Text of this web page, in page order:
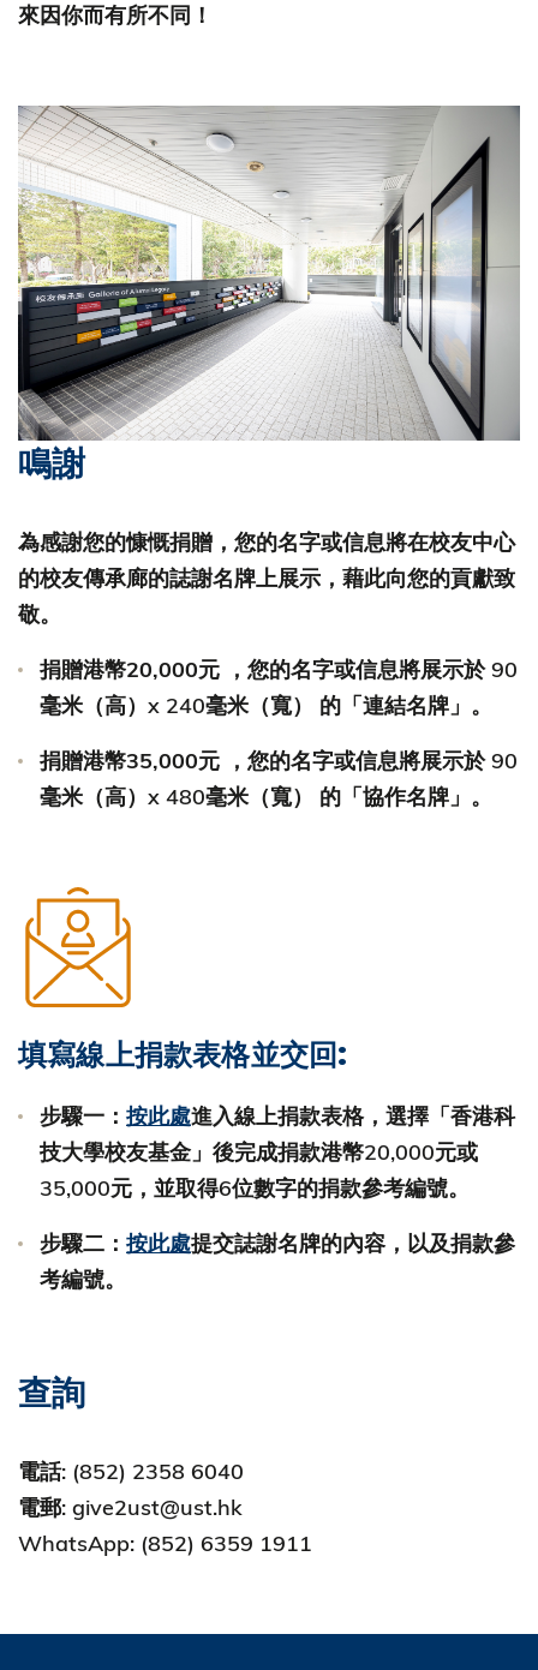
來因你而有所不同！
鳴謝
為感謝您的慷慨捐贈，您的名字或信息將在校友中心
的校友傳承廊的誌謝名牌上展示，藉此向您的貢獻致
敬。
捐贈港幣20,000元 ，您的名字或信息將展示於 90
毫米（高）x 240毫米（寬） 的 「連結名牌」 。
捐贈港幣35,000元 ，您的名字或信息將展示於 90
毫米（高）x 480毫米（寬） 的 「協作名牌」 。
填寫線上捐款表格並交回:
步驟一： 按此處進入線上捐款表格，選擇「香港科
技大學校友基金」後完成捐款港幣20,000元或
35,000元，並取得6位數字的捐款參考編號。
步驟二： 按此處提交誌謝名牌的內容，以及捐款參
考編號。
查詢
電話: (852) 2358 6040
電郵: give2ust@ust.hk
WhatsApp: (852) 6359 1911